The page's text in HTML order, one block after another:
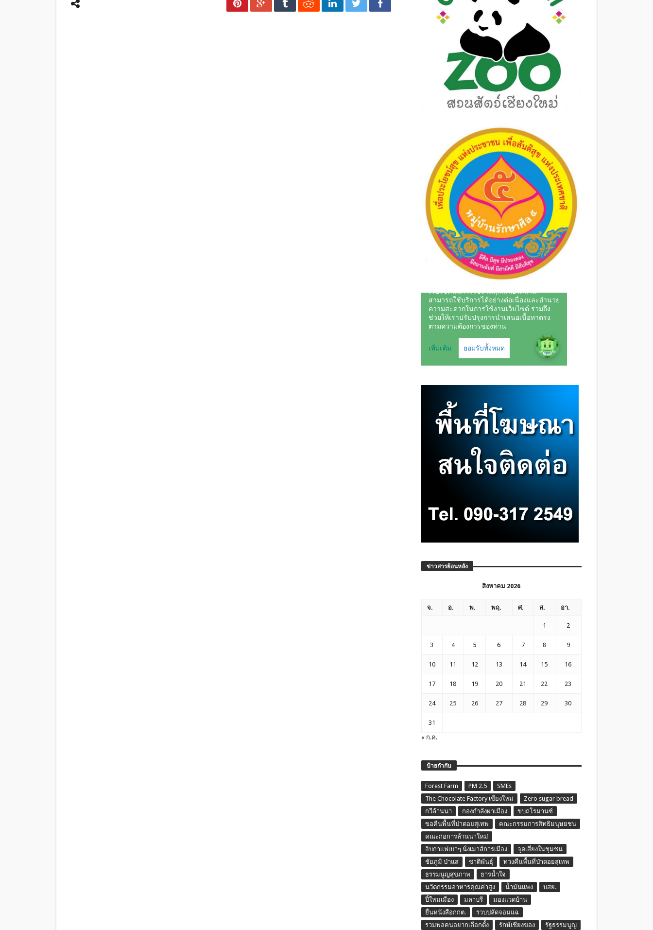
ข่าวสารย้อนหลัง
สิงหาคม 2026
จ. อ. พ. พฤ. ศ. ส. อา.
1 2
3 4 5 6 7 8 9
10 11 12 13 14 15 16
17 18 19 20 21 22 23
24 25 26 27 28 29 30
31
« ก.ค.
ป้ายกำกับ
Forest Farm PM 2.5
SMEs
The Chocolate Factory เชียงใหม่
Zero sugar bread
กวีล้านนา
กองกำลังผาเมือง
ขบถโรมานซ์
ขอคืนพื้นที่ป่าดอยสุเทพ
คณะกรรมการสิทธิมนุษยชน
คณะก่อการล้านนาใหม่
จิบกาแฟเบาๆ นั่งเมาส์การเมือง
จุดเสี่ยงในชุมชน
ชัยภูมิ ป่าแส
ชาติพันธุ์
ทวงคืนพื้นที่ป่าดอยสุเทพ
ธรรมนูญสุขภาพ
ธารน้ำใจ
นวัตกรรมอาหารคุณค่าสูง
น้ำมันแพง
บสย.
ปี๋ใหม่เมือง
มลาบรี
มองแวดบ้าน
ยื่นหนังสือกกต.
รวบปลัดจอมแฉ
รวมพลคนอยากเลือกตั้ง
รักษ์เชียงของ รัฐธรรมนูญ